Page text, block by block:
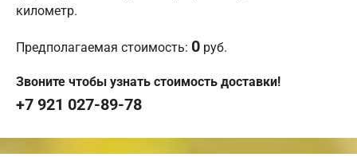
километр.
Предполагаемая стоимость: 0 руб.
Звоните чтобы узнать стоимость доставки!
+7 921 027-89-78